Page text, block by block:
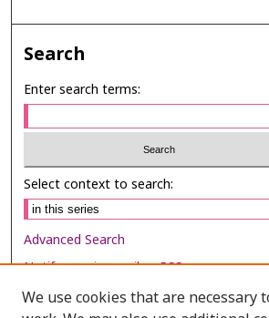
Search
Enter search terms:
Select context to search:
Advanced Search
Notify me via email orRSS
Browse
We use cookies that are necessary